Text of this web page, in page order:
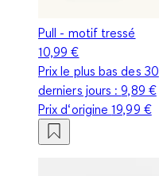
Pull - motif tressé
10,99 €
Prix le plus bas des 30
derniers jours :9,89 €
Prix d‘origine19,99 €